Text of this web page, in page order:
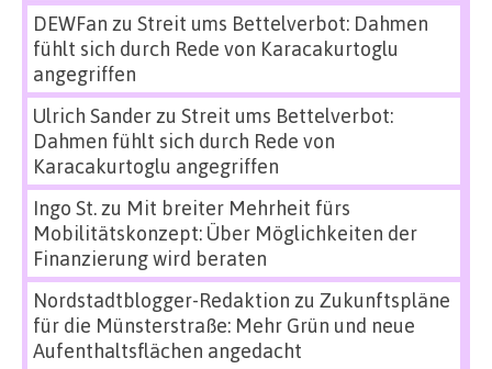
DEWFan zu Streit ums Bettelverbot: Dahmen
fühlt sich durch Rede von Karacakurtoglu
angegriffen
Ulrich Sanderzu Streit ums Bettelverbot:
Dahmen fühlt sich durch Rede von
Karacakurtoglu angegriffen
Ingo St.zu Mit breiter Mehrheit fürs
Mobilitätskonzept: Über Möglichkeiten der
Finanzierung wird beraten
Nordstadtblogger-Redaktion zu Zukunftspläne
für die Münsterstraße: Mehr Grün und neue
Aufenthaltsflächen angedacht